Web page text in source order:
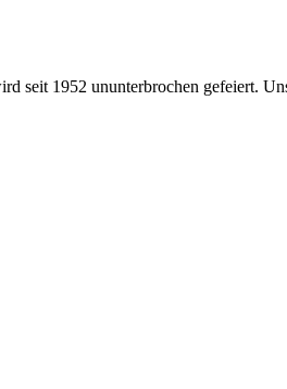
seit 1952 ununterbrochen gefeiert.